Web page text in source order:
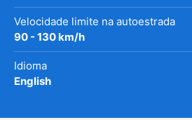
Velocidade limite na autoestrada
90 - 130 km/h
Idioma
English